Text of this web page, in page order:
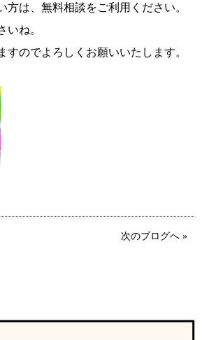
方は、無料相談をご利用ください。
いね。
すのでよろしくお願いいたします。
次のブログへ »